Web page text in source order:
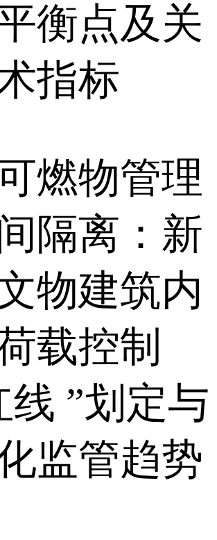
衡点及关
指标
燃物管理
隔离：新
物建筑内
载控制
线 ”划定与
监管趋势